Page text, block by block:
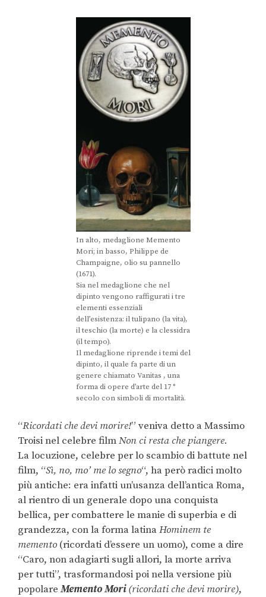
In alto, medaglione Memento
Mori; in basso, Philippe de
Champaigne, olio su pannello
(1671).
Sia nel medaglione che nel
dipinto vengono raffigurati i tre
elementi essenziali
dell’esistenza: il tulipano (la vita),
il teschio (la morte) e la clessidra
(il tempo).
Il medaglione riprende i temi del
dipinto, il quale fa parte di un
genere chiamato Vanitas , una
forma di opere d’arte del 17 °
secolo con simboli di mortalità.
“Ricordati che devi morire!” veniva detto a Massimo
Troisi nel celebre filmNon ci resta che piangere.
La locuzione, celebre per lo scambio di battute nel
film, “Sì, no, mo’ me lo segno“, ha però radici molto
più antiche: era infatti un’usanza dell’antica Roma,
al rientro di un generale dopo una conquista
bellica, per combattere le manie di superbia e di
grandezza, con la forma latinaHominem te
memento (ricordati d’essere un uomo), come a dire
“Caro, non adagiarti sugli allori, la morte arriva
per tutti”, trasformandosi poi nella versione più
popolareMemento Mori(ricordati che devi morire),